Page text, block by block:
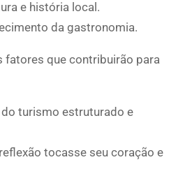
e história local.
da gastronomia.
fatores que contribuirão para
turismo estruturado e
tocasse seu coração e